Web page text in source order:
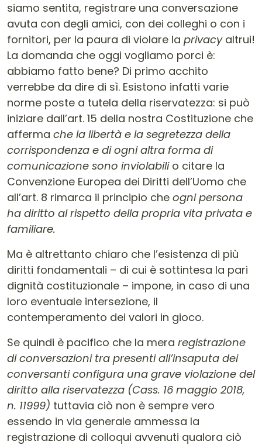
siamo sentita, registrare una conversazione
avuta con degli amici, con dei colleghi o con i
fornitori, per la paura di violare la privacyaltrui!
La domanda che oggi vogliamo porci è:
abbiamo fatto bene? Di primo acchito
verrebbe da dire di sì. Esistono infatti varie
norme poste a tutela della riservatezza: si può
iniziare dall’art. 15 della nostra Costituzione che
afferma che la libertà e la segretezza della
corrispondenza e di ogni altra forma di
comunicazione sono inviolabilio citare la
Convenzione Europea dei Diritti dell’Uomo che
all’art. 8 rimarca il principio che ogni persona
ha diritto al rispetto della propria vita privata e
familiare.
Ma è altrettanto chiaro che l’esistenza di più
diritti fondamentali – di cui è sottintesa la pari
dignità costituzionale – impone, in caso di una
loro eventuale intersezione, il
contemperamento dei valori in gioco.
Se quindi è pacifico che la mera registrazione
di conversazioni tra presenti all’insaputa dei
conversanti configura una grave violazione del
diritto alla riservatezza (Cass. 16 maggio 2018,
n. 11999) tuttavia ciò non è sempre vero
essendo in via generale ammessa la
registrazione di colloqui avvenuti qualora ciò